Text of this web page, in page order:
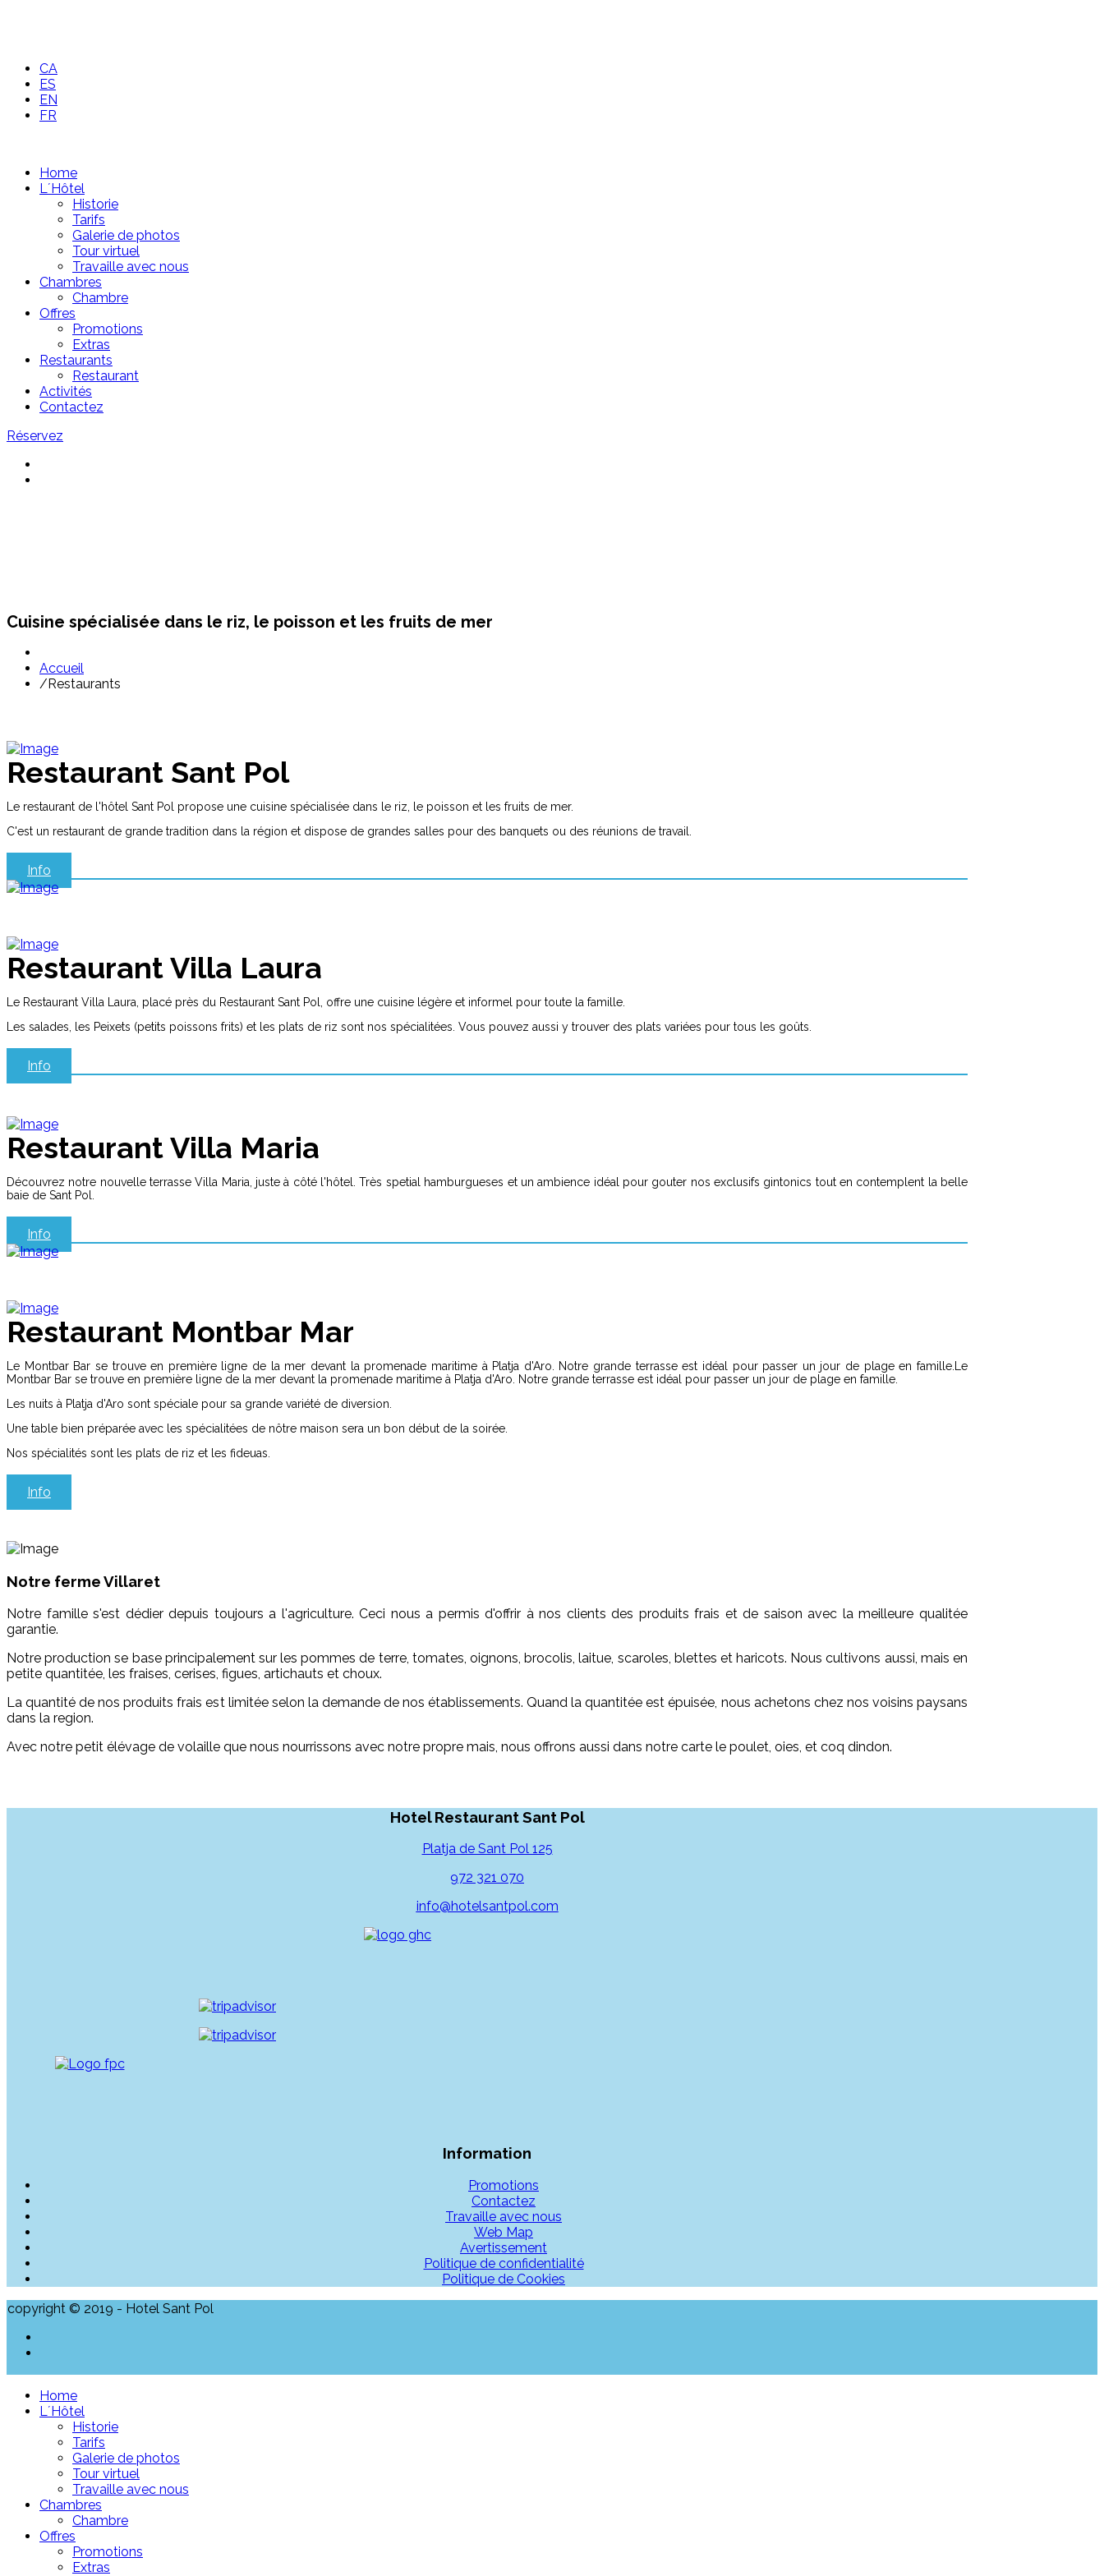
CA
ES
EN
FR
Home
L´Hôtel
Historie
Tarifs
Galerie de photos
Tour virtuel
Travaille avec nous
Chambres
Chambre
Offres
Promotions
Extras
Restaurants
Restaurant
Activités
Contactez
Réservez
Cuisine spécialisée dans le riz, le poisson et les fruits de mer
Accueil
/ Restaurants
Restaurant Sant Pol
Le restaurant de l'hôtel Sant Pol propose une cuisine spécialisée dans le riz, le poisson et les fruits de mer.
C'est un restaurant de grande tradition dans la région et dispose de grandes salles pour des banquets ou des réunions de travail.
Info
Restaurant Villa Laura
Le Restaurant Villa Laura, placé près du Restaurant Sant Pol, offre une cuisine légère et informel pour toute la famille.
Les salades, les Peixets (petits poissons frits) et les plats de riz sont nos spécialitées. Vous pouvez aussi y trouver des plats variées pour tous les goûts.
Info
Restaurant Villa Maria
Découvrez notre nouvelle terrasse Villa Maria, juste à côté l'hôtel. Très spetial hamburgueses et un ambience idéal pour gouter nos exclusifs gintonics tout en contemplent la belle
baie de Sant Pol.
Info
Restaurant Montbar Mar
Le Montbar Bar se trouve en première ligne de la mer devant la promenade maritime à Platja d'Aro. Notre grande terrasse est idéal pour passer un jour de plage en famille.Le
Montbar Bar se trouve en première ligne de la mer devant la promenade maritime à Platja d'Aro. Notre grande terrasse est idéal pour passer un jour de plage en famille.
Les nuits à Platja d'Aro sont spéciale pour sa grande variété de diversion.
Une table bien préparée avec les spécialitées de nôtre maison sera un bon début de la soirée.
Nos spécialités sont les plats de riz et les fideuas.
Info
Notre ferme Villaret
Notre famille s'est dédier depuis toujours a l'agriculture. Ceci nous a permis d'offrir à nos clients des produits frais et de saison avec la meilleure qualitée
garantie.
Notre production se base principalement sur les pommes de terre, tomates, oignons, brocolis, laitue, scaroles, blettes et haricots. Nous cultivons aussi, mais en
petite quantitée, les fraises, cerises, figues, artichauts et choux.
La quantité de nos produits frais est limitée selon la demande de nos établissements. Quand la quantitée est épuisée, nous achetons chez nos voisins paysans
dans la region.
Avec notre petit élévage de volaille que nous nourrissons avec notre propre mais, nous offrons aussi dans notre carte le poulet, oies, et coq dindon.
Hotel Restaurant Sant Pol
Platja de Sant Pol 125
972 321 070
info@hotelsantpol.com
Information
Promotions
Contactez
Travaille avec nous
Web Map
Avertissement
Politique de confidentialité
Politique de Cookies
copyright © 2019 - Hotel Sant Pol
Home
L´Hôtel
Historie
Tarifs
Galerie de photos
Tour virtuel
Travaille avec nous
Chambres
Chambre
Offres
Promotions
Extras